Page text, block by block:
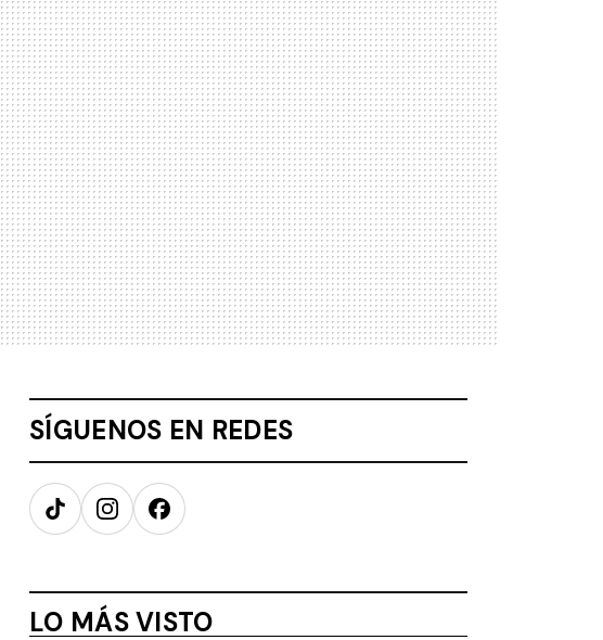
SÍGUENOS EN REDES
TikTokInstagramFacebook
LO MÁS VISTO